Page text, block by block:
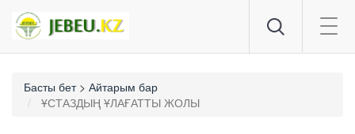
Басты бет> Айтарым бар
ҰСТАЗДЫҢ ҰЛАҒАТТЫ ЖОЛЫ